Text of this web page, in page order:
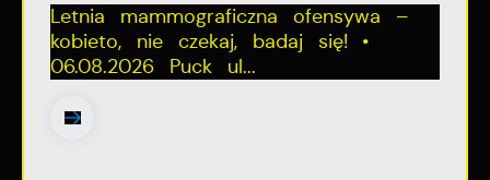
Letnia mammograficzna ofensywa –
kobieto, nie czekaj, badaj się! •
06.08.2026 Puck ul...